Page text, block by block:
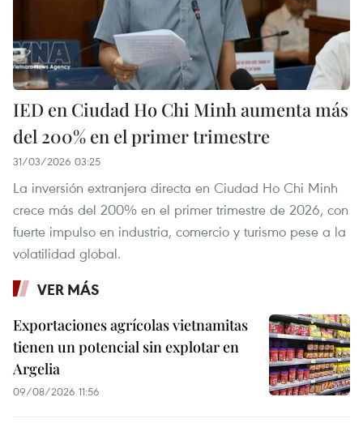
IED en Ciudad Ho Chi Minh aumenta más
del 200% en el primer trimestre
31/03/2026 03:25
La inversión extranjera directa en Ciudad Ho Chi Minh
crece más del 200% en el primer trimestre de 2026, con
fuerte impulso en industria, comercio y turismo pese a la
volatilidad global.
VER MÁS
Exportaciones agrícolas vietnamitas
tienen un potencial sin explotar en
Argelia
09/08/2026 11:56